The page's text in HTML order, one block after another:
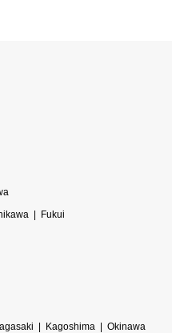
Fukui
Kagoshima Okinawa